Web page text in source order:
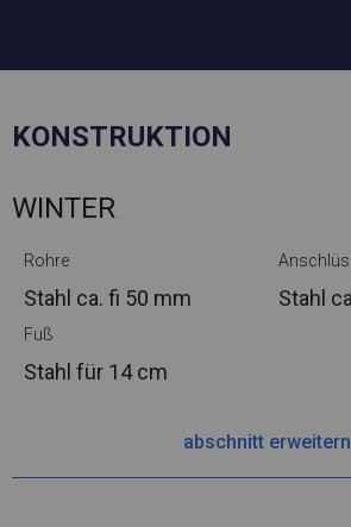
KONSTRUKTION
WINTER
Rohre
Stahl ca. fi 50 mm Stahl
Fuß
Stahl für 14 cm
abschnitt erweitern